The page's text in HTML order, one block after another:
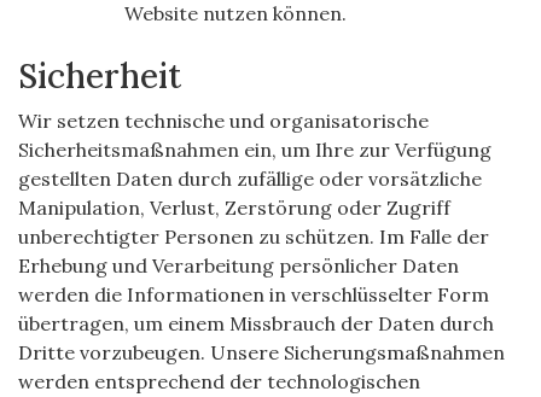
Website nutzen können.
Sicherheit
Wir setzen technische und organisatorische
Sicherheitsmaßnahmen ein, um Ihre zur Verfügung
gestellten Daten durch zufällige oder vorsätzliche
Manipulation, Verlust, Zerstörung oder Zugriff
unberechtigter Personen zu schützen. Im Falle der
Erhebung und Verarbeitung persönlicher Daten
werden die Informationen in verschlüsselter Form
übertragen, um einem Missbrauch der Daten durch
Dritte vorzubeugen. Unsere Sicherungsmaßnahmen
werden entsprechend der technologischen